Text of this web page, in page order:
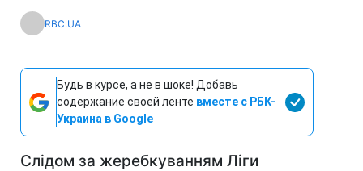
RBC.UA
Будь в курсе, а не в шоке! Добавь
содержание своей ленте вместе с РБК-
Украина в Google
Слідом за жеребкуванням Ліги